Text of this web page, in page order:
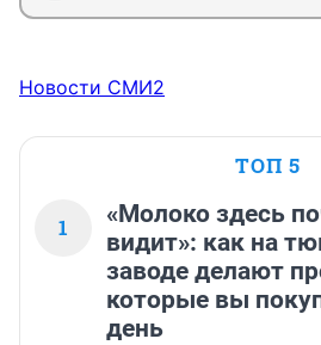
Новости СМИ2
ТОП 5
1
«Молоко здесь
видит»: как на
заводе делают
которые вы
день